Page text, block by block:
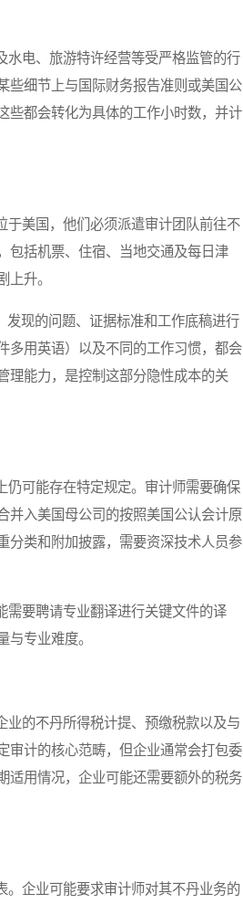
电、旅游特许经营等受严格监管的行
些细节上与国际财务报告准则或美国公
些都会转化为具体的工作小时数，并计
美国，他们必须派遣审计团队前往不
包括机票、住宿、当地交通及每日津
升。
现的问题、证据标准和工作底稿进行
多用英语）以及不同的工作习惯，都会
理能力，是控制这部分隐性成本的关
可能存在特定规定。审计师需要确保
并入美国母公司的按照美国公认会计原
分类和附加披露，需要资深技术人员参
要聘请专业翻译进行关键文件的译
专业难度。
的不丹所得税计提、预缴税款以及与
审计的核心范畴，但企业通常会打包委
适用情况，企业可能还需要额外的税务
企业可能要求审计师对其不丹业务的